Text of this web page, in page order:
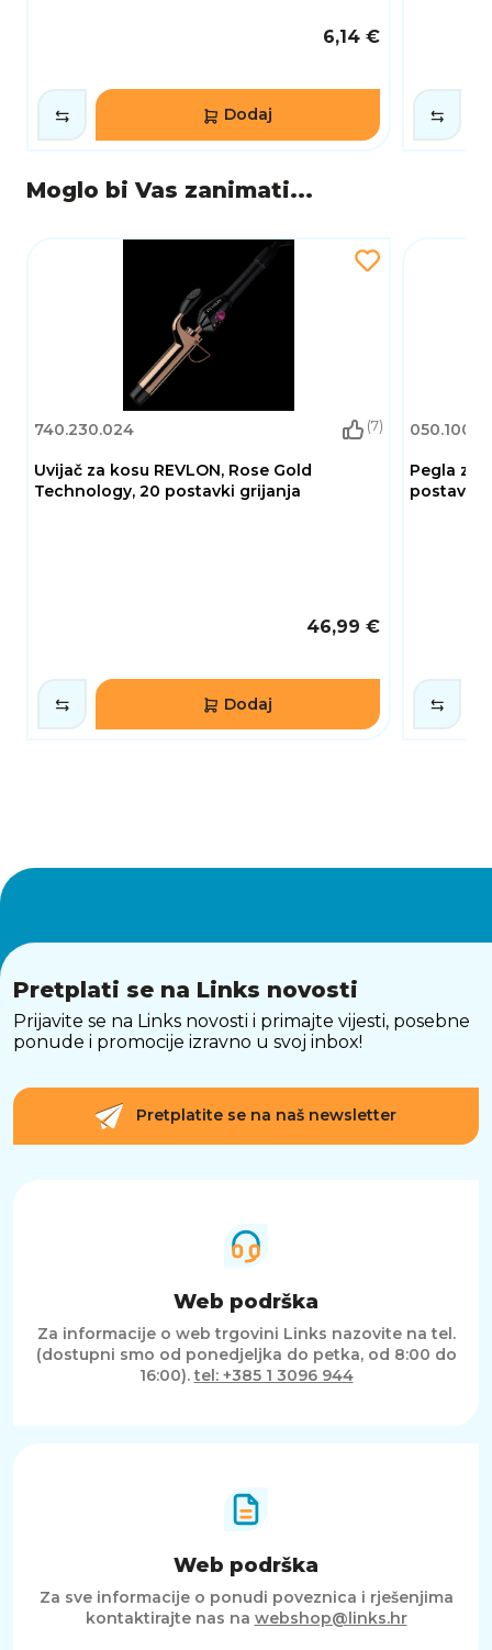
6,14 €
Dodaj
Moglo bi Vas zanimati...
740.230.024 (7)
Uvijač za kosu REVLON, Rose Gold
Technology, 20 postavki grijanja
46,99 €
Dodaj
Pegla za
postavki,
Pretplati se na Links novosti
Prijavite se na Links novosti i primajte vijesti, posebne
ponude i promocije izravno u svoj inbox!
Pretplatite se na naš newsletter
Web podrška
Za informacije o web trgovini Links nazovite na tel.
(dostupni smo od ponedjeljka do petka, od 8:00 do
16:00).tel: +385 1 3096 944
Web podrška
Za sve informacije o ponudi poveznica i rješenjima
kontaktirajte nas na webshop@links.hr